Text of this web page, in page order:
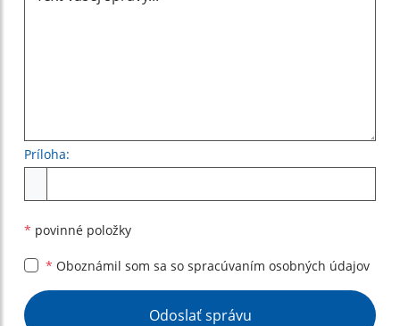
Príloha:
* povinné položky
* Oboznámil som sa so spracúvaním osobných údajov
Google reCaptcha Response
Odoslať správu